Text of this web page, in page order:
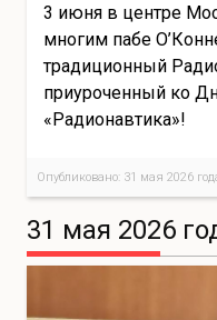
3 июня в центре
многим пабе
традиционный
приуроченный ко
«Радионавтика»!
Опубликовано: 31 мая 2026
31 мая 2026